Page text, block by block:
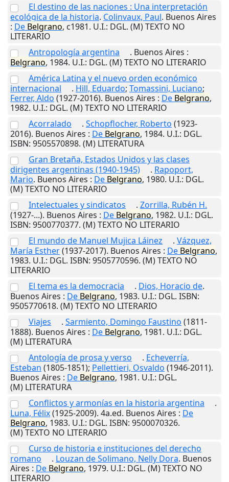
El destino de las naciones : Una interpretación
ecológica de la historia. Colinvaux, Paul. Buenos Aires
: De Belgrano, c1981. U.I.: DGL. (M) TEXTO NO
LITERARIO
Antropología argentina
. Buenos Aires :
Belgrano, 1984. U.I.: DGL. (M) TEXTO NO LITERARIO
América Latina y el nuevo orden económico
internacional
. Hill, Eduardo; Tomassini, Luciano;
Ferrer, Aldo (1927-2016). Buenos Aires : De Belgrano,
1982. U.I.: DGL. (M) TEXTO NO LITERARIO
Acorralado
. Schopflocher, Roberto (1923-
2016). Buenos Aires : De Belgrano, 1984. U.I.: DGL.
ISBN: 9505570898. (M) LITERATURA
Gran Bretaña, Estados Unidos y las clases
dirigentes argentinas (1940-1945)
. Rapoport,
Mario. Buenos Aires : De Belgrano, 1980. U.I.: DGL.
(M) TEXTO NO LITERARIO
Intelectuales y sindicatos
. Zorrilla, Rubén H.
(1927-...). Buenos Aires : De Belgrano, 1982. U.I.: DGL.
ISBN: 9500770377. (M) TEXTO NO LITERARIO
El mundo de Manuel Mujica Láinez
. Vázquez,
María Esther(1937-2017). Buenos Aires : De Belgrano,
1983. U.I.: DGL. ISBN: 9505770596. (M) TEXTO NO
LITERARIO
El tema es la democracia
. Dios, Horacio de.
Buenos Aires : De Belgrano, 1983. U.I.: DGL. ISBN:
9505770618. (M) TEXTO NO LITERARIO
Viajes
. Sarmiento, Domingo Faustino (1811-
1888). Buenos Aires : De Belgrano, 1981. U.I.: DGL.
(M) LITERATURA
Antología de prosa y verso
. Echeverría,
Esteban (1805-1851); Pellettieri, Osvaldo (1946-2011).
Buenos Aires : De Belgrano, 1981. U.I.: DGL.
(M) LITERATURA
Conflictos y armonías en la historia argentina
.
Luna, Félix(1925-2009). 4a.ed. Buenos Aires : De
Belgrano, 1983. U.I.: DGL. ISBN: 9500070326.
(M) TEXTO NO LITERARIO
Curso de historia e instituciones del derecho
romano
. Louzan de Solimano, Nelly Dora. Buenos
Aires : De Belgrano, 1979. U.I.: DGL. (M) TEXTO NO
LITERARIO